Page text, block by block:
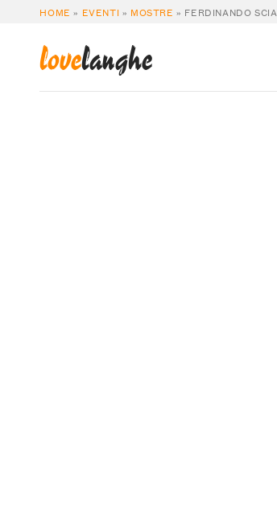
HOME » EVENTI » MOSTRE » FERDINANDO
lovelanghe